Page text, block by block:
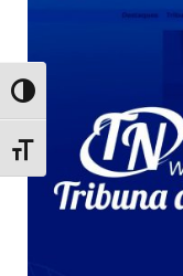
Toggle High Contrast
Toggle Font size